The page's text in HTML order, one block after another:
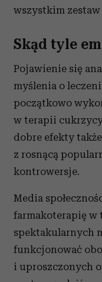
wszystkim
Skąd tyle
Pojawienie się
myślenia o
początkowo
w terapii
dobre efekty
z rosnącą
kontrowersje.
Media
farmakoterapię
spektakularnych
funkcjonować
i uproszczonych